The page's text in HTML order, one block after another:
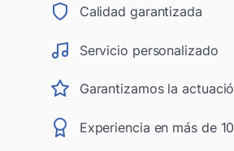
Calidad garantizada
Servicio personalizado
Garantizamos la
Experiencia en más de